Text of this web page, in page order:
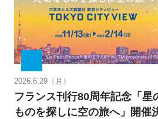
2026.6.29（月）
フランス刊行80周年記念「
ものを探しに空の旅へ」開催